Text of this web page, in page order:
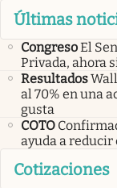
Últimas
CongresoEl
Privada, ahora
Resultados
al 70% en una
gusta
COTO
ayuda a
Cotizaciones